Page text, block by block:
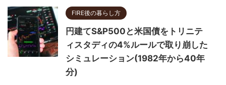
FIRE後の暮らし方
円建てS&P500と米国債をトリニテ
ィスタディの4%ルールで取り崩した
シミュレーション(1982年から40年
分)